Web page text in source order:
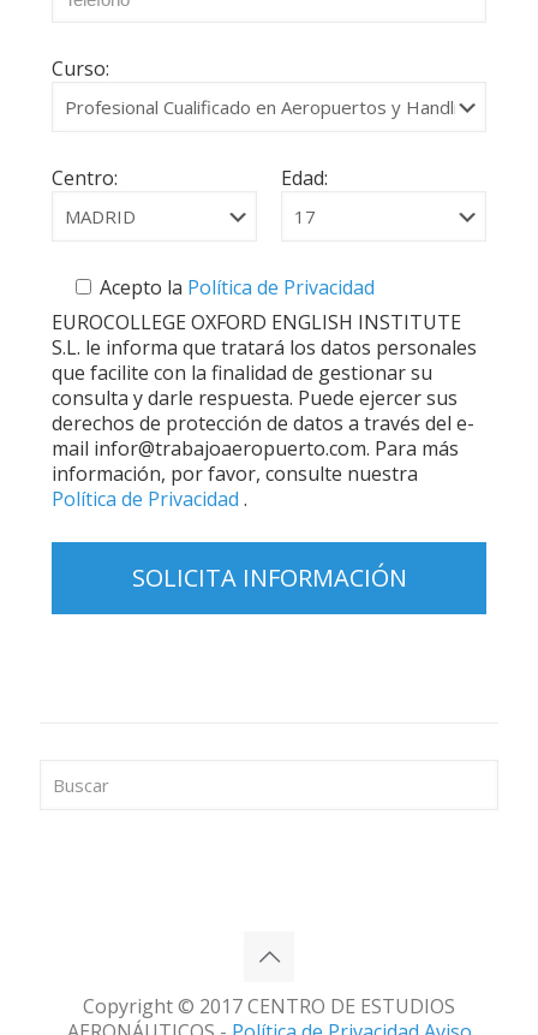
Curso:
Centro: Edad:
Acepto la Política de Privacidad
EUROCOLLEGE OXFORD ENGLISH INSTITUTE
S.L. le informa que tratará los datos personales
que facilite con la finalidad de gestionar su
consulta y darle respuesta. Puede ejercer sus
derechos de protección de datos a través del e-
mail infor@trabajoaeropuerto.com. Para más
información, por favor, consulte nuestra
Política de Privacidad .
Copyright © 2017 CENTRO DE ESTUDIOS